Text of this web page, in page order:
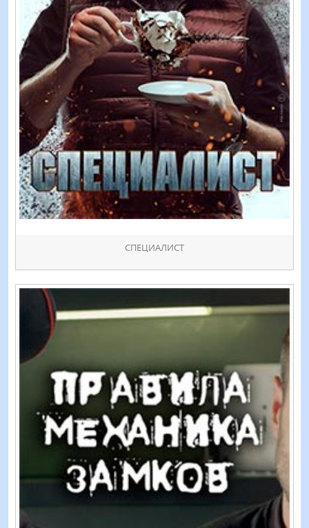
СПЕЦИАЛИСТ